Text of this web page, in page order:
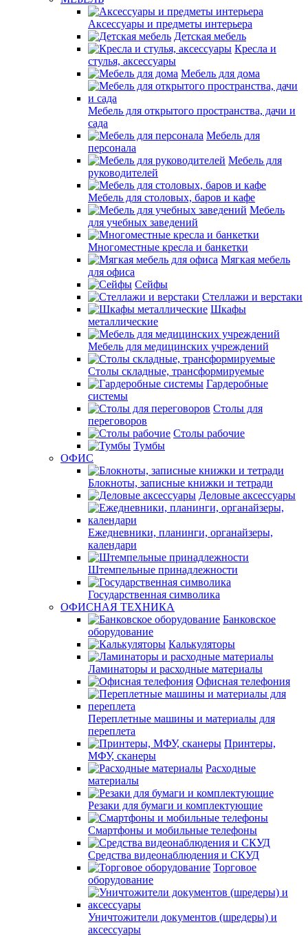
Аксессуары и предметы интерьера
Детская мебель
Кресла и
стулья, аксессуары
Мебель для дома
Мебель для открытого пространства, дачи и
сада
Мебель для
персонала
Мебель для
руководителей
Мебель для столовых, баров и кафе
Мебель
для учебных заведений
Многоместные кресла и банкетки
Мягкая мебель
для офиса
Сейфы
Стеллажи и верстаки
Шкафы
металлические
Мебель для медицинских учреждений
Столы складные, трансформируемые
Гардеробные
системы
Столы для
переговоров
Столы рабочие
Тумбы
ОФИС
Блокноты, записные книжки и тетради
Деловые аксессуары
Ежедневники, планинги, органайзеры,
календари
Штемпельные принадлежности
Государственная символика
ОФИСНАЯ ТЕХНИКА
Банковское
оборудование
Калькуляторы
Ламинаторы и расходные материалы
Офисная телефония
Переплетные машины и материалы для
переплета
Принтеры,
МФУ, сканеры
Расходные
материалы
Резаки для бумаги и комплектующие
Смартфоны и мобильные телефоны
Средства видеонаблюдения и СКУД
Торговое
оборудование
Уничтожители документов (шредеры) и
аксессуары